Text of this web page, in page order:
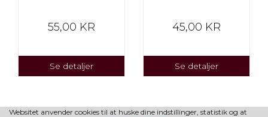
55,00 KR
Se detaljer
45,00 KR
Se detaljer
Websitet anvender cookies til at huske dine indstillinger, statistik og at